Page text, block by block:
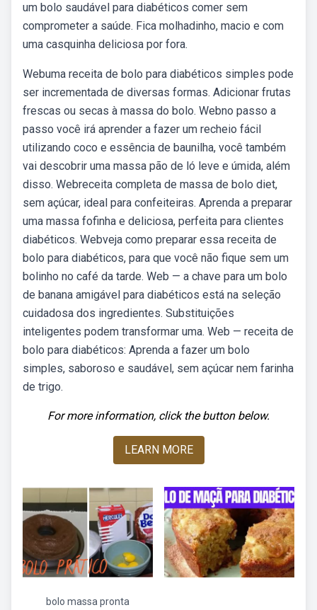
um bolo saudável para diabéticos comer sem
comprometer a saúde. Fica molhadinho, macio e com
uma casquinha deliciosa por fora.
Webuma receita de bolo para diabéticos simples pode
ser incrementada de diversas formas. Adicionar frutas
frescas ou secas à massa do bolo. Webno passo a
passo você irá aprender a fazer um recheio fácil
utilizando coco e essência de baunilha, você também
vai descobrir uma massa pão de ló leve e úmida, além
disso. Webreceita completa de massa de bolo diet,
sem açúcar, ideal para confeiteiras. Aprenda a preparar
uma massa fofinha e deliciosa, perfeita para clientes
diabéticos. Webveja como preparar essa receita de
bolo para diabéticos, para que você não fique sem um
bolinho no café da tarde. Web — a chave para um bolo
de banana amigável para diabéticos está na seleção
cuidadosa dos ingredientes. Substituições
inteligentes podem transformar uma. Web — receita de
bolo para diabéticos: Aprenda a fazer um bolo
simples, saboroso e saudável, sem açúcar nem farinha
de trigo.
For more information, click the button below.
LEARN MORE
bolo massa pronta